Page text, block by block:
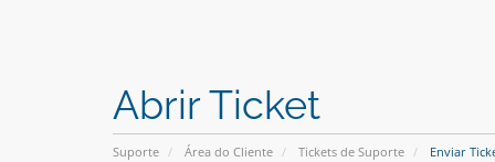
Abrir Ticket
Suporte Área do Cliente Tickets de Suporte Enviar